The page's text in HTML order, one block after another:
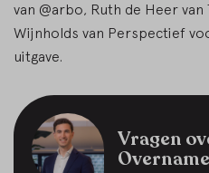
van @arbo, Ruth de Heer
Wijnholds van Perspectief
uitgave.
Vragen